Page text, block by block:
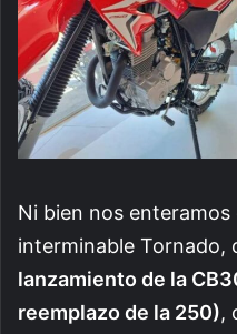
Ni bien nos enteramos
interminable Tornado,
lanzamiento de la
reemplazo de la 250),